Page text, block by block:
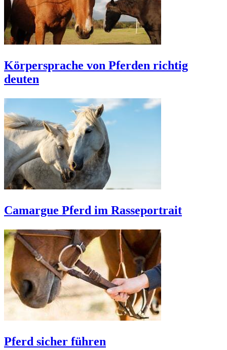
Körpersprache von Pferden richtig
deuten
Camargue Pferd im Rasseportrait
Pferd sicher führen